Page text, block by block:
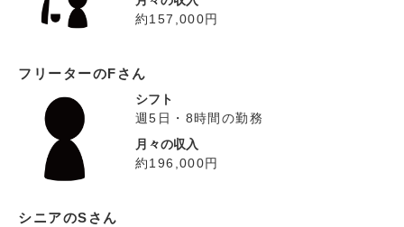
約157,000円
フリーターのFさん
シフト
週5日・8時間の勤務
月々の収入
約196,000円
シニアのSさん